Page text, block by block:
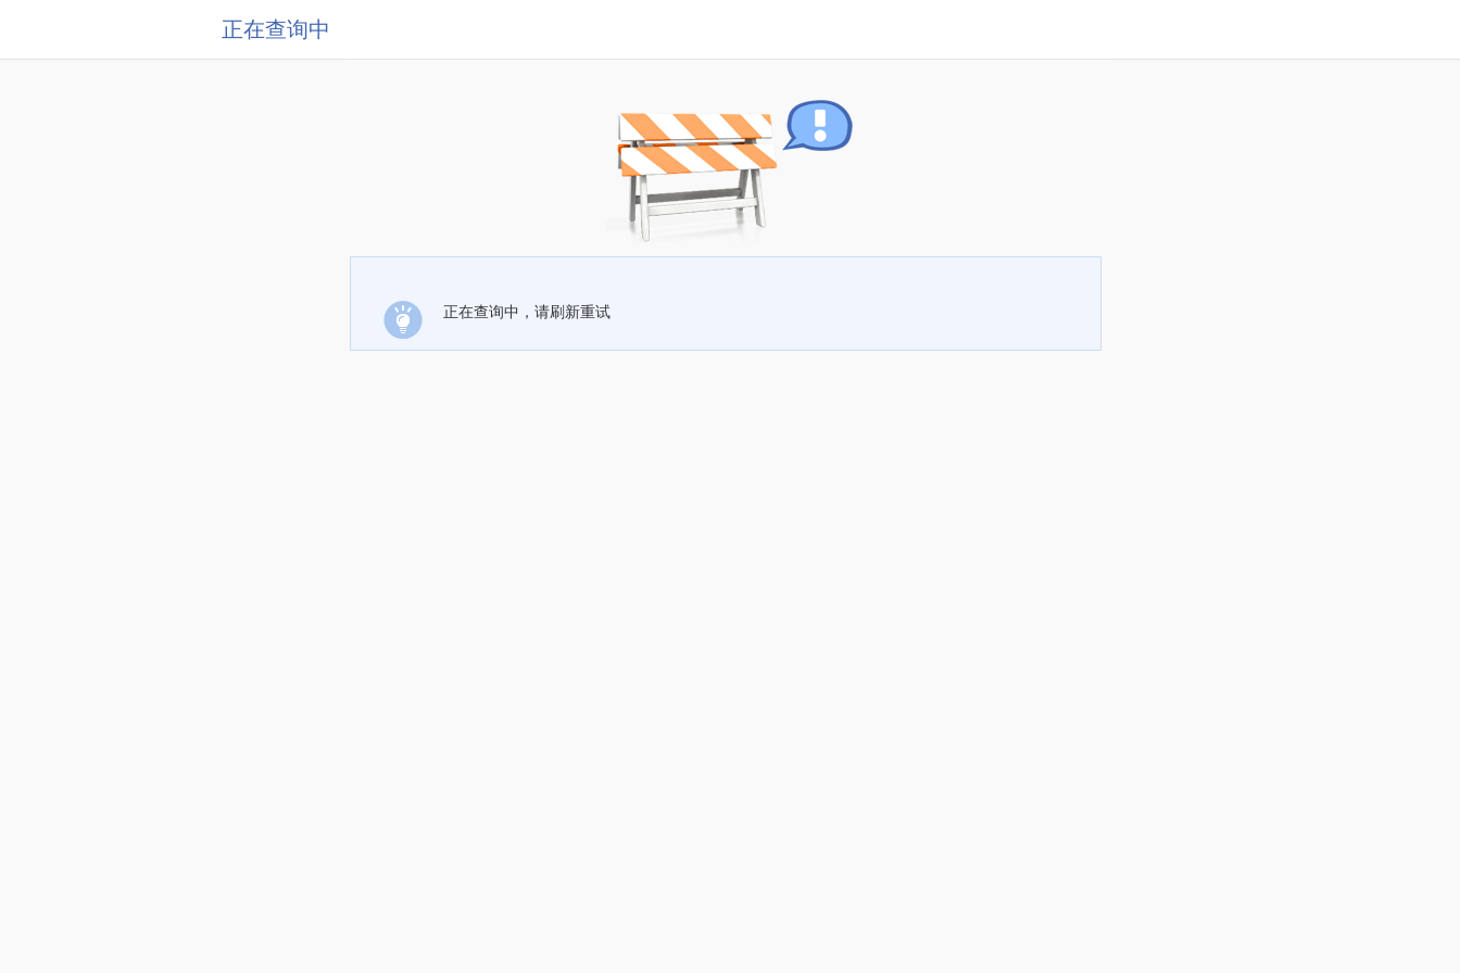
正在查询中
正在查询中，请刷新重试